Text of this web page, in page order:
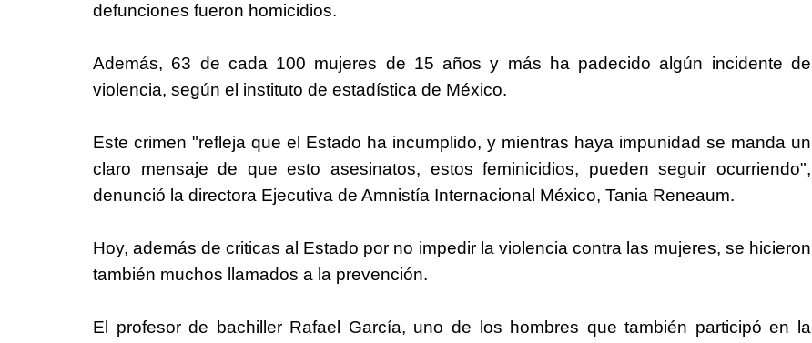
defunciones fueron homicidios.
Además, 63 de cada 100 mujeres de 15 años y más ha padecido algún incidente de
violencia, según el instituto de estadística de México.
Este crimen "refleja que el Estado ha incumplido, y mientras haya impunidad se manda un
claro mensaje de que esto asesinatos, estos feminicidios, pueden seguir ocurriendo",
denunció la directora Ejecutiva de Amnistía Internacional México, Tania Reneaum.
Hoy, además de criticas al Estado por no impedir la violencia contra las mujeres, se hicieron
también muchos llamados a la prevención.
El profesor de bachiller Rafael García, uno de los hombres que también participó en la